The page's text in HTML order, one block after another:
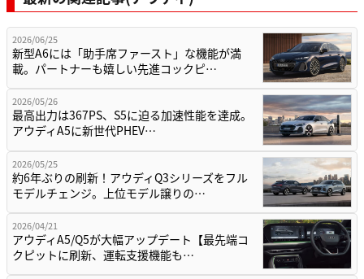
2026/06/25
新型A6には「助手席ファースト」な機能が満
載。パートナーも嬉しい先進コックピ…
2026/05/26
最高出力は367PS、S5に迫る加速性能を達成。
アウディA5に新世代PHEV…
2026/05/25
約6年ぶりの刷新！アウディQ3シリーズをフル
モデルチェンジ。上位モデル譲りの…
2026/04/21
アウディA5/Q5が大幅アップデート【最先端コ
クピットに刷新、運転支援機能も…